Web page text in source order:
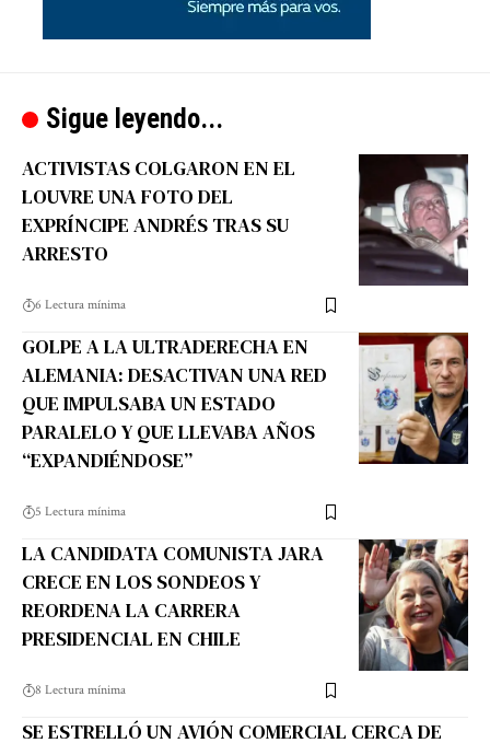
Sigue leyendo...
ACTIVISTAS COLGARON EN EL
LOUVRE UNA FOTO DEL
EXPRÍNCIPE ANDRÉS TRAS SU
ARRESTO
6 Lectura mínima
GOLPE A LA ULTRADERECHA EN
ALEMANIA: DESACTIVAN UNA RED
QUE IMPULSABA UN ESTADO
PARALELO Y QUE LLEVABA AÑOS
“EXPANDIÉNDOSE”
5 Lectura mínima
LA CANDIDATA COMUNISTA JARA
CRECE EN LOS SONDEOS Y
REORDENA LA CARRERA
PRESIDENCIAL EN CHILE
8 Lectura mínima
SE ESTRELLÓ UN AVIÓN COMERCIAL CERCA DE